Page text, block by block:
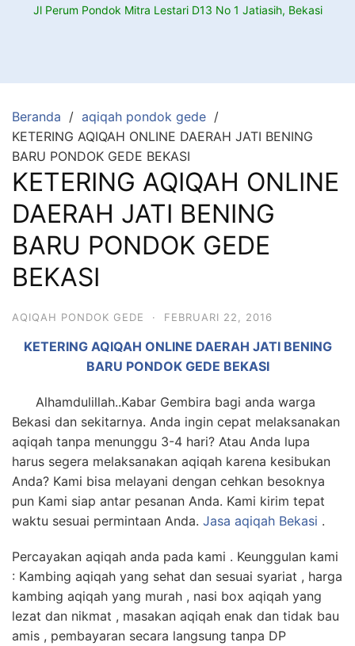
Jl Perum Pondok Mitra Lestari D13 No 1 Jatiasih, Bekasi
Beranda
aqiqah pondok gede
KETERING AQIQAH ONLINE DAERAH JATI BENING
BARU PONDOK GEDE BEKASI
KETERING AQIQAH ONLINE
DAERAH JATI BENING
BARU PONDOK GEDE
BEKASI
AQIQAH PONDOK GEDE · FEBRUARI 22, 2016
KETERING AQIQAH ONLINE DAERAH JATI BENING
BARU PONDOK GEDE BEKASI
Alhamdulillah..Kabar Gembira bagi anda warga
Bekasi dan sekitarnya. Anda ingin cepat melaksanakan
aqiqah tanpa menunggu 3-4 hari? Atau Anda lupa
harus segera melaksanakan aqiqah karena kesibukan
Anda? Kami bisa melayani dengan cehkan besoknya
pun Kami siap antar pesanan Anda. Kami kirim tepat
waktu sesuai permintaan Anda. Jasa aqiqah Bekasi .
Percayakan aqiqah anda pada kami . Keunggulan kami
: Kambing aqiqah yang sehat dan sesuai syariat , harga
kambing aqiqah yang murah , nasi box aqiqah yang
lezat dan nikmat , masakan aqiqah enak dan tidak bau
amis , pembayaran secara langsung tanpa DP